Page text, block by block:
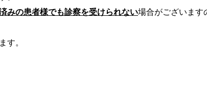
みの患者様でも診察を受けられない場合がございます
す。